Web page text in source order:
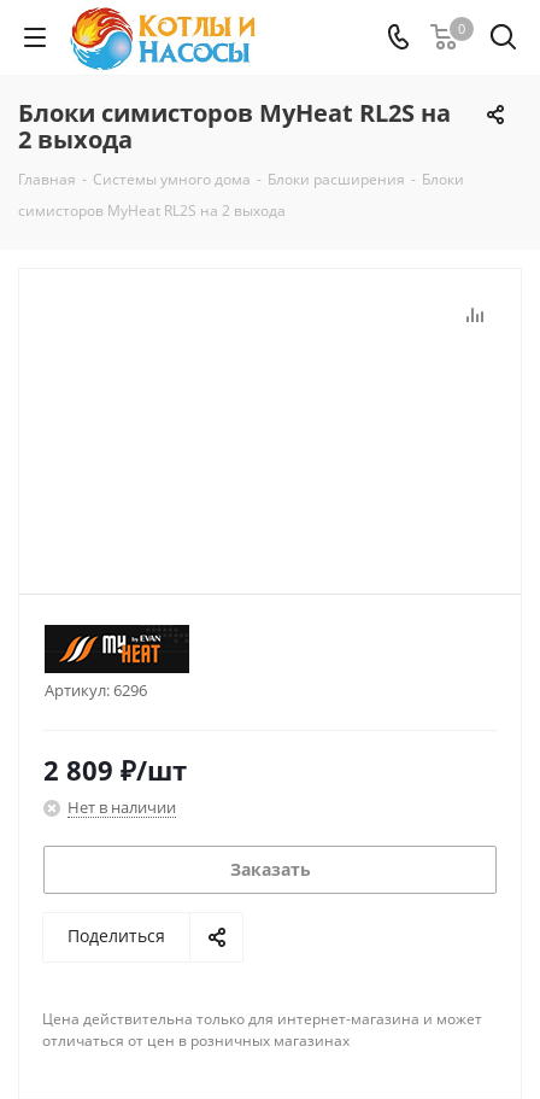
0
Блоки симисторов MyHeat RL2S на
2 выхода
Главная - Системы умного дома - Блоки расширения - Блоки
симисторов MyHeat RL2S на 2 выхода
Артикул:6296
2 809 ₽/шт
Нет в наличии
Заказать
Поделиться
Цена действительна только для интернет-магазина и может
отличаться от цен в розничных магазинах